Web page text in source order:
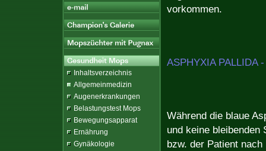
Inhaltsverzeichnis
Allgemeinmedizin
Augenerkrankungen
Belastungstest Mops
Bewegungsapparat
Ernährung
Gynäkologie
vorkommen.
ASPHYXIA PALLIDA
Während die blaue
und keine
bzw. der Patient